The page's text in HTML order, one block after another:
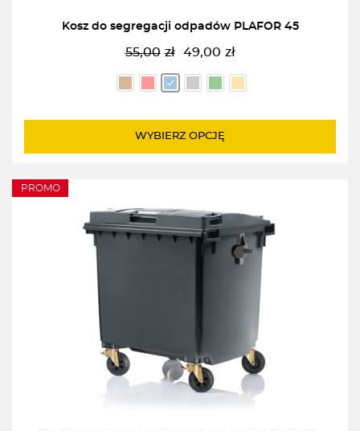
Kosz do segregacji odpadów PLAFOR 45
55,00 zł
Pierwotna
cena
wynosiła:
49,00 zł
Aktualna
cena
wynosi:
WYBIERZ OPCJĘ
PROMO